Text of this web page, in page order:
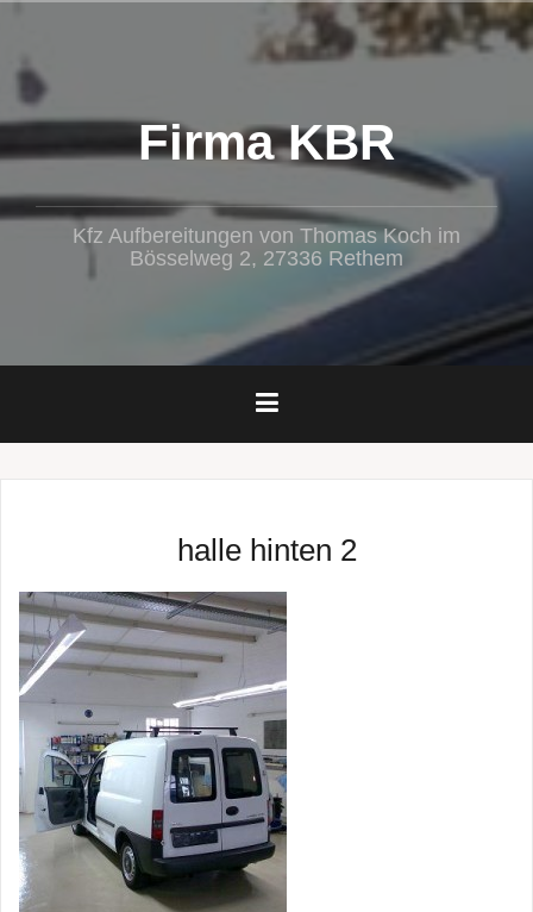
Firma KBR
Kfz Aufbereitungen von Thomas Koch im
Bösselweg 2, 27336 Rethem
halle hinten 2